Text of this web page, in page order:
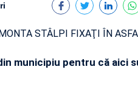
municipiu pentru că aici